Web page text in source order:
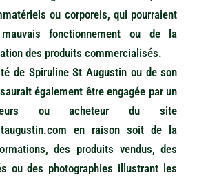
ou corporels, qui pourraient
fonctionnement ou de la
des produits commercialisés.
de Spiruline St Augustin ou de son
également être engagée par un
ou acheteur du site
en raison soit de la
des produits vendus, des
ou des photographies illustrant les